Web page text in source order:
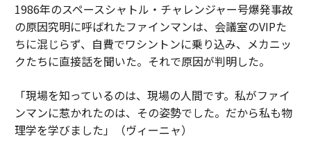
1986年のスペースシャトル・チャレンジャー号爆発事故
の原因究明に呼ばれたファインマンは、会議室のVIPた
ちに混じらず、自費でワシントンに乗り込み、メカニッ
クたちに直接話を聞いた。それで原因が判明した。
「現場を知っているのは、現場の人間です。私がファイ
ンマンに惹かれたのは、その姿勢でした。だから私も物
理学を学びました」（ヴィーニャ）